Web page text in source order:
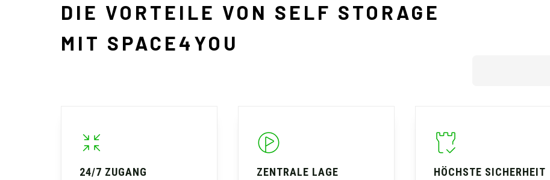
DIE VORTEILE VON SELF STORAGE
MIT SPACE4YOU
24/7 ZUGANG ZENTRALE LAGE HÖCHSTE SICHERHEIT